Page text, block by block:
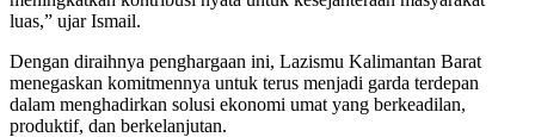
luas,” ujar Ismail.
Dengan diraihnya penghargaan ini, Lazismu Kalimantan Barat
menegaskan komitmennya untuk terus menjadi garda terdepan
dalam menghadirkan solusi ekonomi umat yang berkeadilan,
produktif, dan berkelanjutan.